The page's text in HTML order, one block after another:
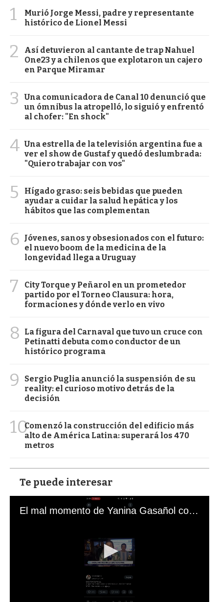
1
Murió Jorge Messi, padre y representante
histórico de Lionel Messi
2
Así detuvieron al cantante de trap Nahuel
One23 y a chilenos que explotaron un cajero
en Parque Miramar
3
Una comunicadora de Canal 10 denunció que
un ómnibus la atropelló, lo siguió y enfrentó
al chofer: "En shock"
4 Una estrella de la televisión argentina fue a
ver el show de Gustaf y quedó deslumbrada:
"Quiero trabajar con vos"
5
Hígado graso: seis bebidas que pueden
ayudar a cuidar la salud hepática y los
hábitos que las complementan
6
Jóvenes, sanos y obsesionados con el futuro:
el nuevo boom de la medicina de la
longevidad llega a Uruguay
7
City Torque y Peñarol en un prometedor
partido por el Torneo Clausura: hora,
formaciones y dónde verlo en vivo
8
La figura del Carnaval que tuvo un cruce con
Petinatti debuta como conductor de un
histórico programa
9
Sergio Puglia anunció la suspensión de su
reality: el curioso motivo detrás de la
decisión
10Comenzó la construcción del edificio más
alto de América Latina: superará los 470
metros
Te puede interesar
El mal momento de Yanina Gasañol con un hincha argentino en "Subrayado"